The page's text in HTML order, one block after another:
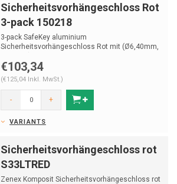
Sicherheitsvorhängeschloss Rot
3-pack 150218
3-pack SafeKey aluminium
Sicherheitsvorhängeschloss Rot mit (Ø6,40mm,
€103,34
(€125,04 Inkl. MwSt.)
- +
VARIANTS
Sicherheitsvorhängeschloss rot
S33LTRED
Zenex Komposit Sicherheitsvorhängeschloss rot